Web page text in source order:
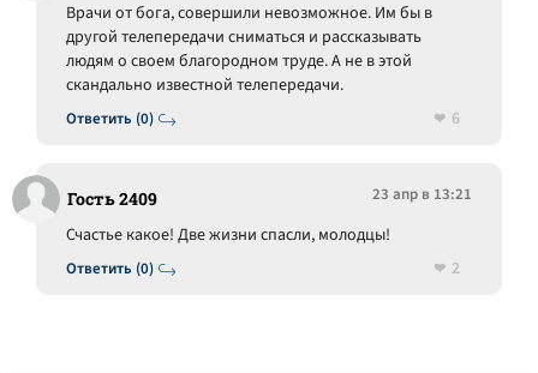
Ответить (0)
Врачи от бога, совершили невозможное. Им бы в
другой телепередачи сниматься и рассказывать
людям о своем благородном труде. А не в этой
скандально известной телепередачи.
6
Гость 2409 23 апр в 13:21
Ответить (0)
Счастье какое! Две жизни спасли, молодцы!
2